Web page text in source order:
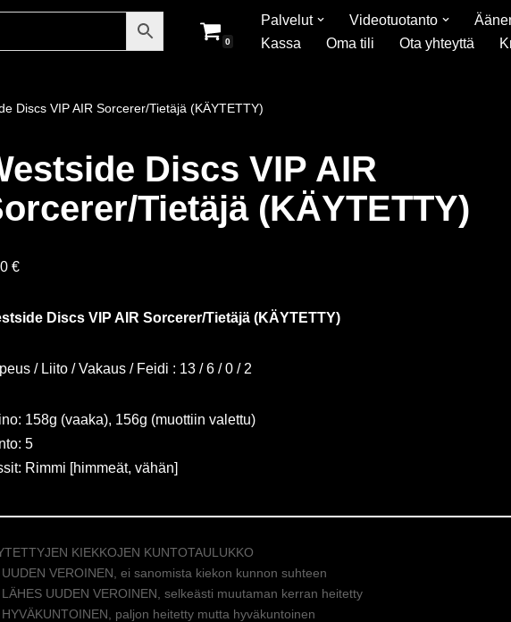
0
Palvelut Videotuotanto
Kassa
Oma tili Ota yhteyttä
Discs VIP AIR Sorcerer/Tietäjä (KÄYTETTY)
Discs VIP AIR
Tietäjä (KÄYTETTY)
€
Discs VIP AIR Sorcerer/Tietäjä (KÄYTETTY)
/ Liito / Vakaus / Feidi : 13 / 6 / 0 / 2
158g (vaaka), 156g (muottiin valettu)
5
Rimmi [himmeät, vähän]
KIEKKOJEN KUNTOTAULUKKO
UUDEN VEROINEN, ei sanomista kiekon kunnon suhteen
UUDEN VEROINEN, selkeästi muutaman kerran heitetty
paljon heitetty mutta hyväkuntoinen